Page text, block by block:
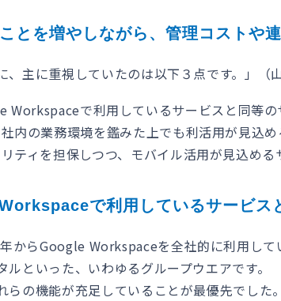
とを増やしながら、管理コスト
、主に重視していたのは以下３点です。」（山
で利用しているサービスと同等の
内の業務環境を鑑みた上でも利活用が見込め
ティを担保しつつ、モバイル活用が見込める
で利用しているサービス
年からGoogle Workspaceを全社的に利用し
ルといった、いわゆるグループウエアです。
らの機能が充足していることが最優先でし